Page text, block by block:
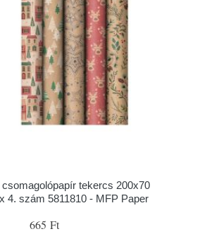
tekercs 200x70
4. szám 5811810 - MFP Paper
665 Ft